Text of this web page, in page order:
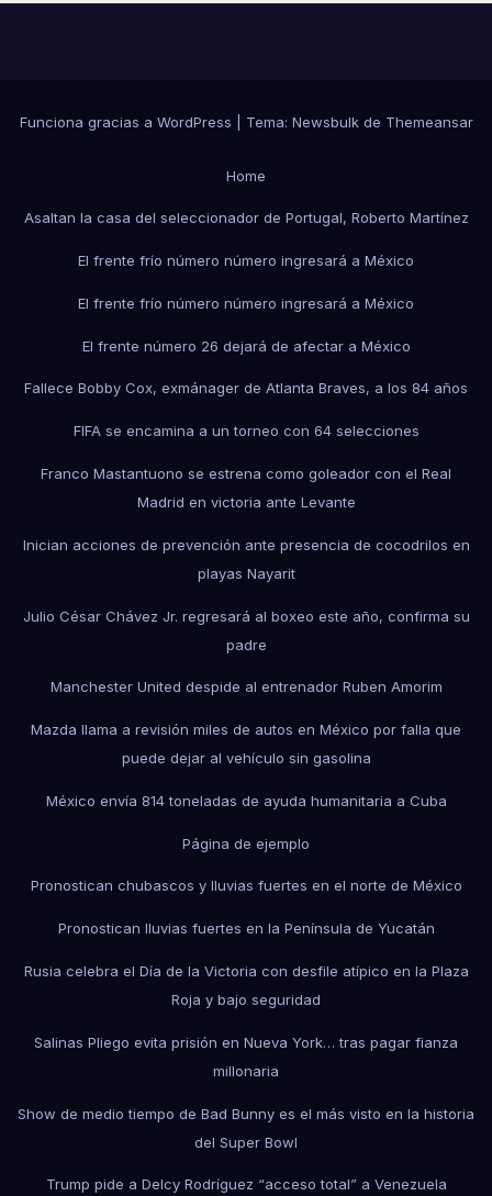
Funciona gracias a WordPress Tema: Newsbulkde Themeansar
Home
Asaltan la casa del seleccionador de Portugal, Roberto Martínez
El frente frío número número ingresará a México
El frente frío número número ingresará a México
El frente número 26 dejará de afectar a México
Fallece Bobby Cox, exmánager de Atlanta Braves, a los 84 años
FIFA se encamina a un torneo con 64 selecciones
Franco Mastantuono se estrena como goleador con el Real
Madrid en victoria ante Levante
Inician acciones de prevención ante presencia de cocodrilos en
playas Nayarit
Julio César Chávez Jr. regresará al boxeo este año, confirma su
padre
Manchester United despide al entrenador Ruben Amorim
Mazda llama a revisión miles de autos en México por falla que
puede dejar al vehículo sin gasolina
México envía 814 toneladas de ayuda humanitaria a Cuba
Página de ejemplo
Pronostican chubascos y lluvias fuertes en el norte de México
Pronostican lluvias fuertes en la Península de Yucatán
Rusia celebra el Día de la Victoria con desfile atípico en la Plaza
Roja y bajo seguridad
Salinas Pliego evita prisión en Nueva York… tras pagar fianza
millonaria
Show de medio tiempo de Bad Bunny es el más visto en la historia
del Super Bowl
Trump pide a Delcy Rodríguez “acceso total” a Venezuela